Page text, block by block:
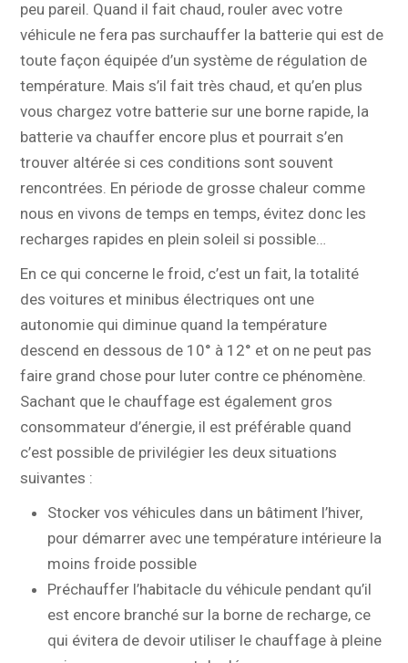
peu pareil. Quand il fait chaud, rouler avec votre
véhicule ne fera pas surchauffer la batterie qui est de
toute façon équipée d’un système de régulation de
température. Mais s’il fait très chaud, et qu’en plus
vous chargez votre batterie sur une borne rapide, la
batterie va chauffer encore plus et pourrait s’en
trouver altérée si ces conditions sont souvent
rencontrées. En période de grosse chaleur comme
nous en vivons de temps en temps, évitez donc les
recharges rapides en plein soleil si possible…
En ce qui concerne le froid, c’est un fait, la totalité
des voitures et minibus électriques ont une
autonomie qui diminue quand la température
descend en dessous de 10° à 12° et on ne peut pas
faire grand chose pour luter contre ce phénomène.
Sachant que le chauffage est également gros
consommateur d’énergie, il est préférable quand
c’est possible de privilégier les deux situations
suivantes :
Stocker vos véhicules dans un bâtiment l’hiver,
pour démarrer avec une température intérieure la
moins froide possible
Préchauffer l’habitacle du véhicule pendant qu’il
est encore branché sur la borne de recharge, ce
qui évitera de devoir utiliser le chauffage à pleine